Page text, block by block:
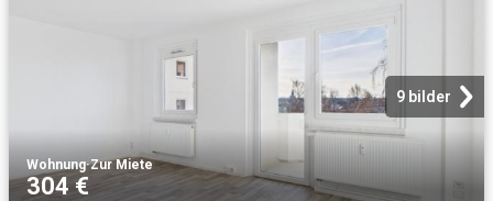
9 bilder
Wohnung·Zur Miete
304 €